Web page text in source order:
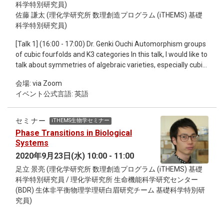
科学特別研究員)
佐藤 謙太 (理化学研究所 数理創造プログラム (iTHEMS) 基礎
科学特別研究員)
[Talk 1] (16:00 - 17:00) Dr. Genki Ouchi Automorphism groups
of cubic fourfolds and K3 categories In this talk, I would like to
talk about symmetries of algebraic varieties, especially cubic
cubic fourfolds and K3 surfaces are related to sporadic finite
groups as Mathieu groups and Conway groups in both
algebraic geometry and string theory. Relations between
cubic fourfolds and K3 surfaces are studied in the context of
derived categories, Hodge theory and so on. I would like to
explain the direct relation among symmetries of cubic
fourfolds and K3 surfaces via their derived categories. [Talk
2] (17:10 - 18:10) Dr. Kenta Sato An algebraic approach to the
four color theorem The four color theorem states that, given
any separation of a plane into contiguous regions, no more
than four colors are required to color the regions. Although
this theorem was already proved about 40 years ago,
会場: via Zoom
イベント公式言語: 英語
セミナー iTHEMS生物学セミナー
Phase Transitions in Biological
Systems
2020年9月23日(水) 10:00 - 11:00
足立 景亮 (理化学研究所 数理創造プログラム (iTHEMS) 基礎
科学特別研究員 / 理化学研究所 生命機能科学研究センター
(BDR) 生体非平衡物理学理研白眉研究チーム 基礎科学特別研
究員)